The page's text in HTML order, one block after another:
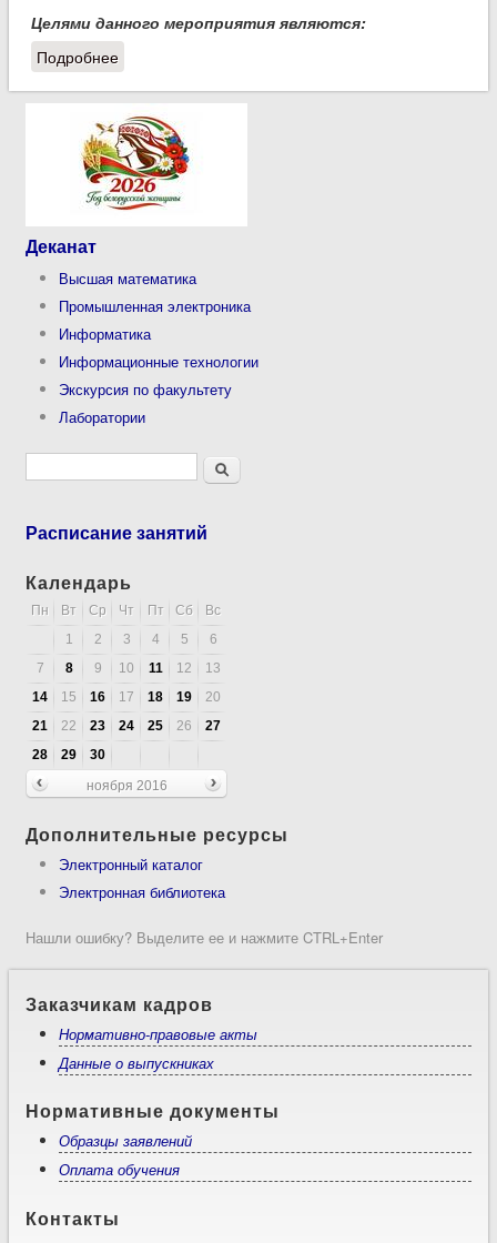
Целями данного мероприятия являются:
Подробнеео 24 ноября факультет автоматизированных и
информационных систем проводит мероприятие
Деканат
Высшая математика
Промышленная электроника
Информатика
Информационные технологии
Экскурсия по факультету
Лаборатории
Форма поискаПоиск
Расписание занятий
Календарь
Пн Вт Ср Чт Пт Сб
Вс
1
2 3 4 5
6
7
8 9 10 11 12
13
14
15 16 17 18 19
20
21
22 23 24 25 26
27
28
29
30
ноября 2016
Дополнительные ресурсы
Электронный каталог
Электронная библиотека
Нашли ошибку? Выделите ее и нажмите CTRL+Enter
Заказчикам кадров
Нормативно-правовые акты
Данные о выпускниках
Нормативные документы
Образцы заявлений
Оплата обучения
Контакты